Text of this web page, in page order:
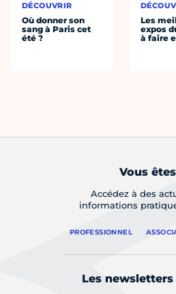
DÉCOUVRIR
Où donner son
sang à Paris cet
été ?
Les
expos
à faire
Vous
Accédez à des
informations
PROFESSIONNEL
Les newsletters